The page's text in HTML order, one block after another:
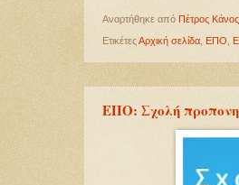
Αναρτήθηκε από Πέτρος Κάνος
ΕτικέτεςΑρχική σελίδα ΕΠΟ
ΕΠΟ: Σχολή